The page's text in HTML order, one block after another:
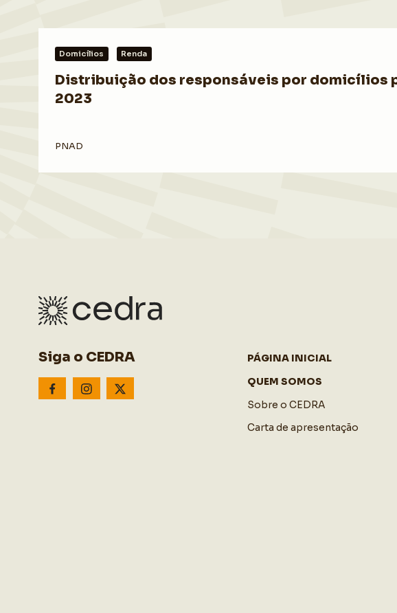
Domicílios Renda
Distribuição dos responsáveis por domicílios
2023
PNAD
Siga o CEDRA
PÁGINA INICIAL
QUEM SOMOS
Sobre o CEDRA
Carta de apresentação